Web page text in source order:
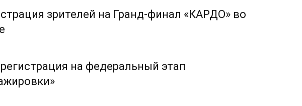
зрителей на Гранд-финал «КАРДО» во
на федеральный этап